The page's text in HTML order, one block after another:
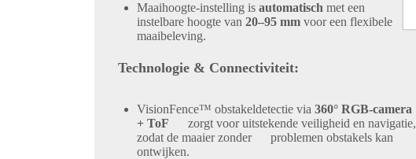
Maaihoogte-instelling is automatisch met een
instelbare hoogte van 20–95 mmvoor een flexibele
maaibeleving.
Technologie & Connectiviteit:
VisionFence™ obstakeldetectievia 360° RGB-camera
+ ToF zorgt voor uitstekende veiligheid en navigatie,
zodat de maaier zonder problemen obstakels kan
ontwijken.